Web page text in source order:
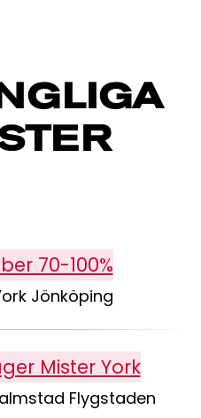
70-100%
Jönköping
Mister York
Flygstaden